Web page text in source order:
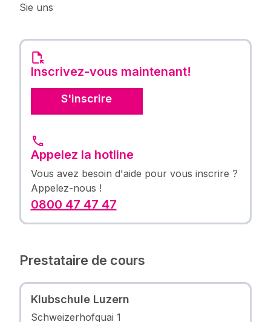
Sie uns
Inscrivez-vous maintenant!
S'inscrire
Appelez la hotline
Vous avez besoin d'aide pour vous inscrire ?
Appelez-nous !
0800 47 47 47
Prestataire de cours
Klubschule Luzern
Schweizerhofquai 1